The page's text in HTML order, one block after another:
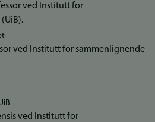
ved Institutt for sammenlignende
ved Institutt for